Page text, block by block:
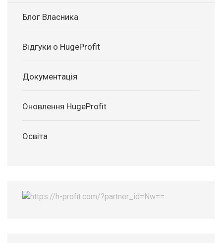
Блог Власника
Відгуки о HugeProfit
Документація
Оновлення HugeProfit
Освіта